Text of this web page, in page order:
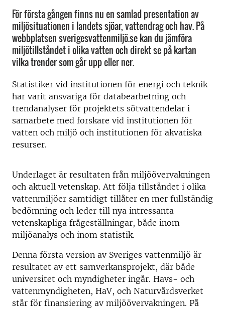
För första gången finns nu en samlad presentation av
miljösituationen i landets sjöar, vattendrag och hav. På
webbplatsen sverigesvattenmiljö.se kan du jämföra
miljötillståndet i olika vatten och direkt se på kartan
vilka trender som går upp eller ner.
Statistiker vid institutionen för energi och teknik
har varit ansvariga för databearbetning och
trendanalyser för projektets sötvattendelar i
samarbete med forskare vid institutionen för
vatten och miljö och institutionen för akvatiska
resurser.
Underlaget är resultaten från miljöövervakningen
och aktuell vetenskap. Att följa tillståndet i olika
vattenmiljöer samtidigt tillåter en mer fullständig
bedömning och leder till nya intressanta
vetenskapliga frågeställningar, både inom
miljöanalys och inom statistik.
Denna första version av Sveriges vattenmiljö är
resultatet av ett samverkansprojekt, där både
universitet och myndigheter ingår. Havs- och
vattenmyndigheten, HaV, och Naturvårdsverket
står för finansiering av miljöövervakningen. På